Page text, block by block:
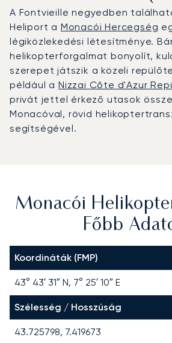
A Fontvieille negyedben
Heliport a Monacói Hercegség
légiközlekedési létesítménye.
helikopterforgalmat bonyolít,
szerepet játszik a közeli
például aNizzai Côte d'Azur
privát jettel érkező utasok
Monacóval, rövid
segítségével.
Monacói
Főbb
Koordináták (FMP)
43° 43′ 31″ N, 7° 25′ 10″ E
Szélesség / Hosszúság
43.725798, 7.419673